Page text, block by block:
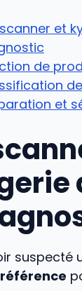
et
de
et
suspecté